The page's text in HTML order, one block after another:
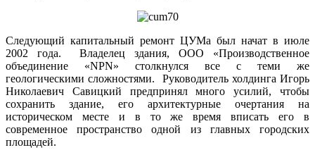
Следующий капитальный ремонт ЦУМа был начат в июле
2002 года. Владелец здания, ООО «Производственное
объединение «NPN» столкнулся все с теми же
геологическими сложностями. Руководитель холдинга Игорь
Николаевич Савицкий предпринял много усилий, чтобы
сохранить здание, его архитектурные очертания на
историческом месте и в то же время вписать его в
современное пространство одной из главных городских
площадей.